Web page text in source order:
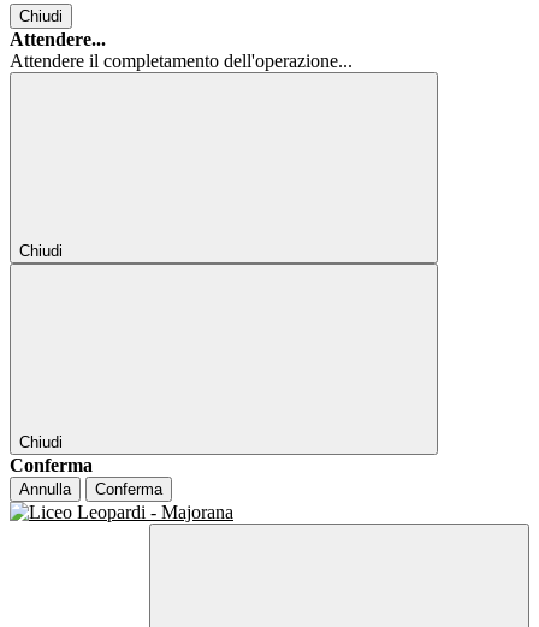
Chiudi
Attendere...
Attendere il completamento dell'operazione...
Chiudi
Chiudi
Conferma
Annulla Conferma